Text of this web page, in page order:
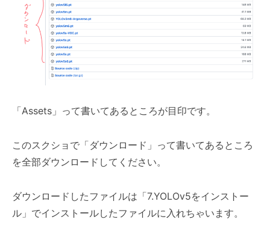
「Assets」って書いてあるところが目印です。
このスクショで「ダウンロード」って書いてあるところ
を全部ダウンロードしてください。
ダウンロードしたファイルは「7.YOLOv5をインストー
ル」でインストールしたファイルに入れちゃいます。